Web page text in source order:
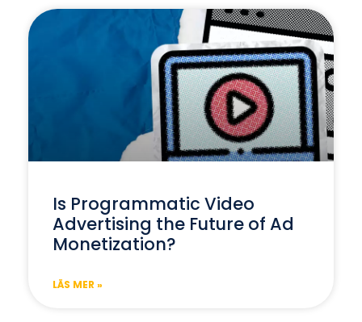
Is Programmatic Video
Advertising the Future of Ad
Monetization?
LÄS MER »